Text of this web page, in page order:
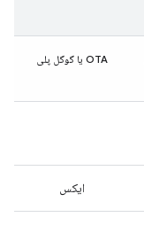
OTA یا گوگل پلی
ایکس